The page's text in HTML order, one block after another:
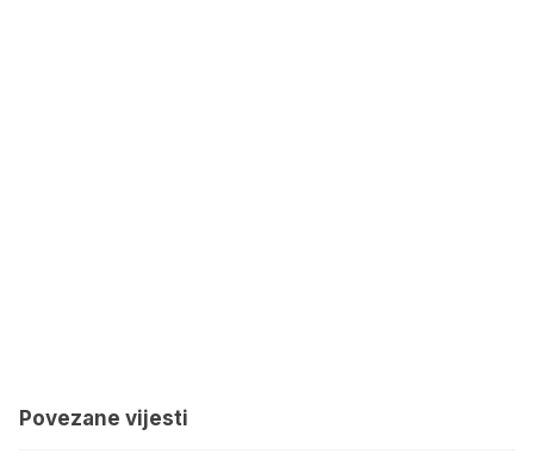
Povezane vijesti